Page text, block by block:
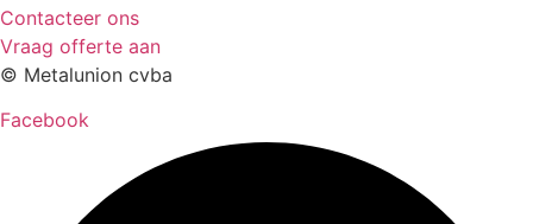
Contacteer ons
Vraag offerte aan
© Metalunion cvba
Facebook